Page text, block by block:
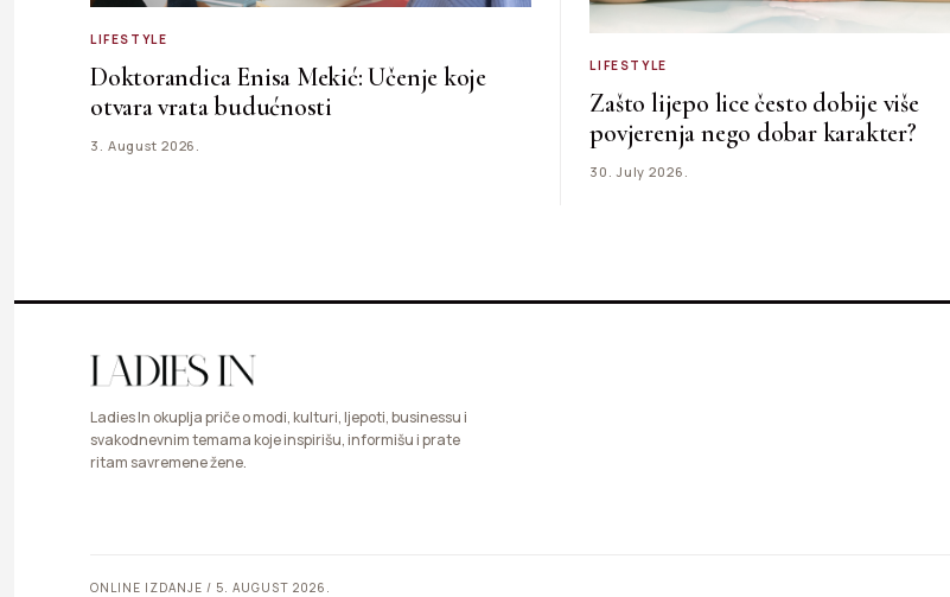
LIFESTYLE
Doktorandica Enisa Mekić: Učenje koje
otvara vrata budućnosti
3. August 2026.
LIFESTYLE
Zašto lijepo lice često dobije više
povjerenja nego dobar karakter?
30. July 2026.
Ladies In okuplja priče o modi, kulturi, ljepoti, businessu i
svakodnevnim temama koje inspirišu, informišu i prate
ritam savremene žene.
ONLINE IZDANJE / 5. AUGUST 2026.